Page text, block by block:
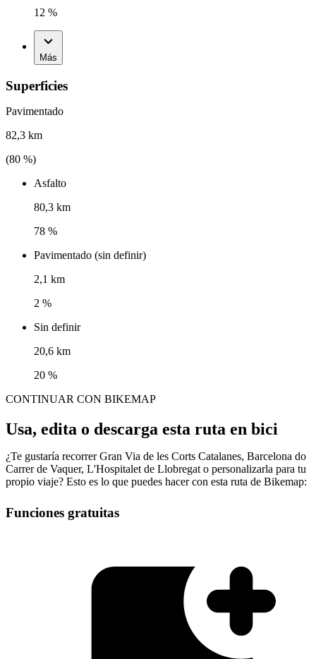
12 %
Más
Superficies
Pavimentado
82,3 km
(80 %)
Asfalto
80,3 km
78 %
Pavimentado (sin definir)
2,1 km
2 %
Sin definir
20,6 km
20 %
CONTINUAR CON BIKEMAP
Usa, edita o descarga esta ruta en bici
¿Te gustaría recorrer Gran Via de les Corts Catalanes, Barcelona do
Carrer de Vaquer, L'Hospitalet de Llobregat o personalizarla para tu
propio viaje? Esto es lo que puedes hacer con esta ruta de Bikemap:
Funciones gratuitas